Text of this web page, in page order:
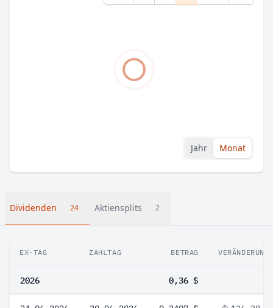
Jahr Monat
Dividenden 24 Aktiensplits 2
EX-TAG ZAHLTAG BETRAG VERÄNDERUNG
2026 0,36 $